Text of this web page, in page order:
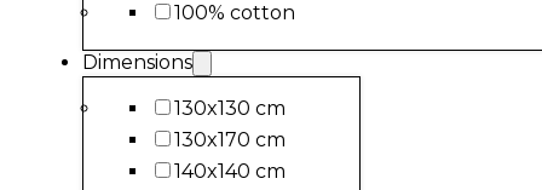
100% cotton
Dimensions
130x130 cm
130x170 cm
140x140 cm